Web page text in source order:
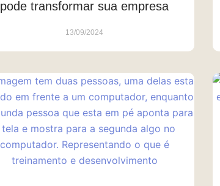
pode transformar sua empresa
13/09/2024